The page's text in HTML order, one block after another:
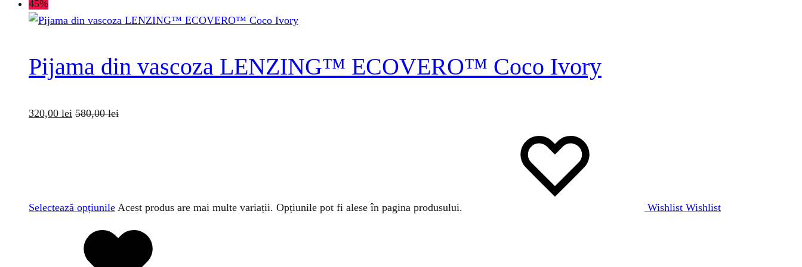
45%
Pijama din vascoza LENZING™ ECOVERO™ Coco Ivory
320,00 lei 580,00lei
Selectează opțiunile Acest produs are mai multe variații. Opțiunile pot fi alese în pagina produsului. Wishlist Wishlist